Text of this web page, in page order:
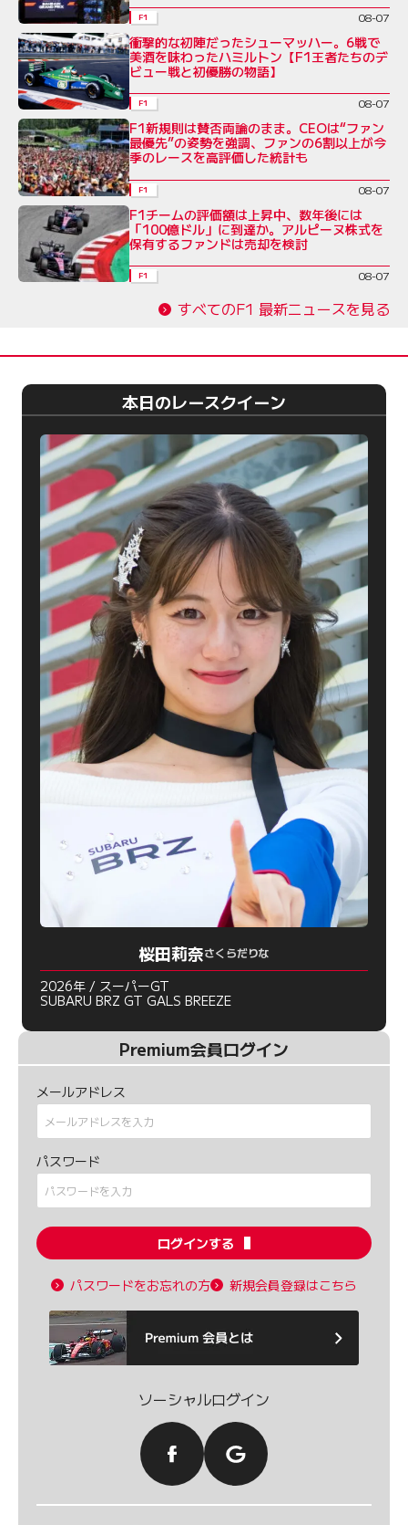
F1 08-07
衝撃的な初陣だったシューマッハー。6戦で
美酒を味わったハミルトン【F1王者たちのデ
ビュー戦と初優勝の物語】
F1 08-07
F1新規則は賛否両論のまま。CEOは“ファン
最優先”の姿勢を強調、ファンの6割以上が今
季のレースを高評価した統計も
F1 08-07
F1チームの評価額は上昇中、数年後には
「100億ドル」に到達か。アルピーヌ株式を
保有するファンドは売却を検討
F1 08-07
すべてのF1 最新ニュースを見る
本日のレースクイーン
桜田莉奈さくらだりな
2026年 / スーパーGT
SUBARU BRZ GT GALS BREEZE
Premium会員ログイン
メールアドレス
パスワード
ログインする
パスワードをお忘れの方 新規会員登録はこちら
ソーシャルログイン